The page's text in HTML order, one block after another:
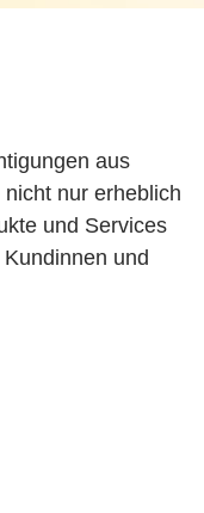
aus
nur erheblich
und Services
und